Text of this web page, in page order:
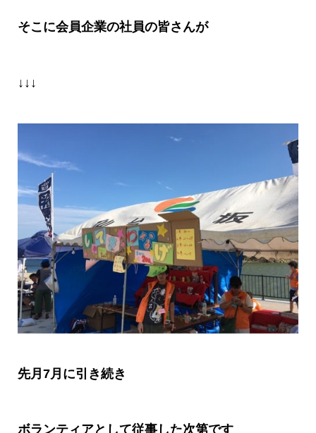
そこに会員企業の社員の皆さんが
↓↓↓
先月 7月に引き続き
ボランティアとして従事した次第です